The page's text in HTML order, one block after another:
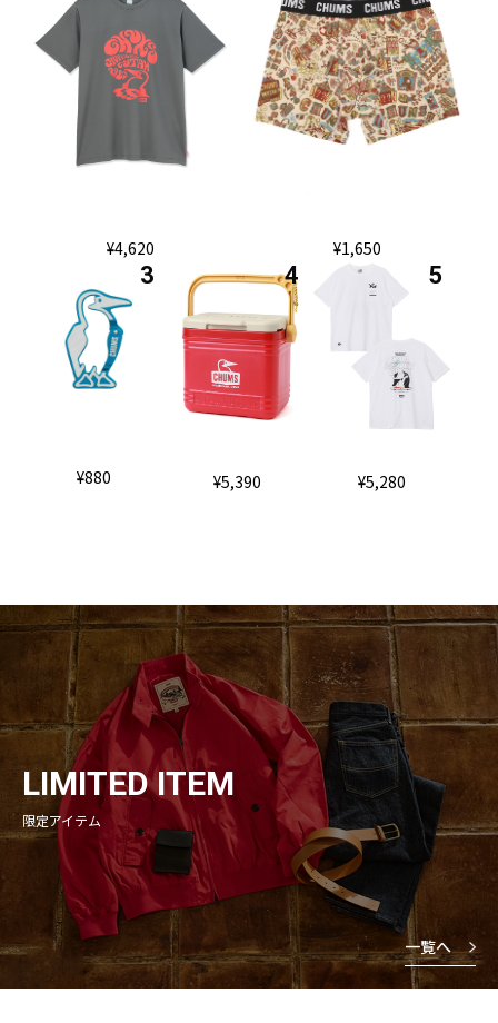
¥4,620 ¥1,650
¥880 ¥5,390 ¥5,280
LIMITED ITEM
限定アイテム
一覧へ